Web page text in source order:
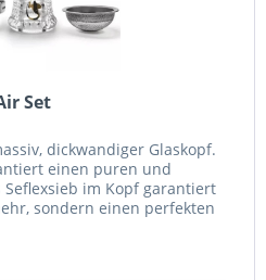
Set
dickwandiger Glaskopf.
einen puren und
Seflexsieb im Kopf garantiert
sondern einen perfekten